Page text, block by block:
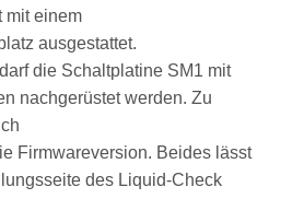
mit einem
ausgestattet.
die Schaltplatine SM1 mit
nachgerüstet werden. Zu
Firmwareversion. Beides lässt
des Liquid-Check